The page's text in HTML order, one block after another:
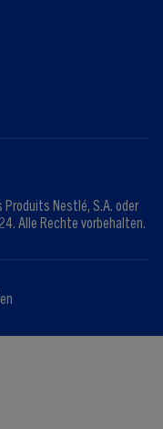
Nestlé, S.A. oder
Alle Rechte vorbehalten.